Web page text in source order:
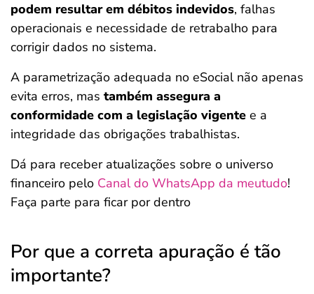
podem resultar em débitos indevidos, falhas
operacionais e necessidade de retrabalho para
corrigir dados no sistema.
A parametrização adequada no eSocial não apenas
evita erros, mas também assegura a
conformidade com a legislação vigente e a
integridade das obrigações trabalhistas.
Dá para receber atualizações sobre o universo
financeiro pelo Canal do WhatsApp da meutudo!
Faça parte para ficar por dentro
Por que a correta apuração é tão
importante?